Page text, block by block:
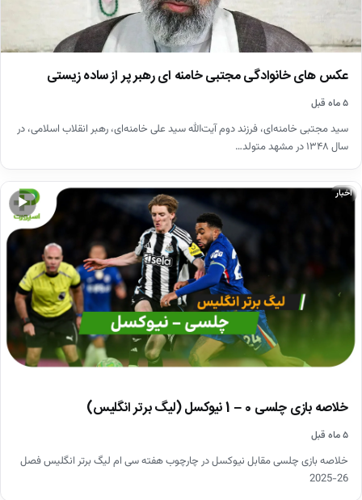
عکس های خانوادگی مجتبی خامنه ای رهبر پر از ساده زیستی
۵ ماه قبل
سید مجتبی خامنه‌ای، فرزند دوم آیت‌الله سید علی خامنه‌ای، رهبر انقلاب اسلامی، در
سال ۱۳۴۸ در مشهد متولد…
▶
اخبار
خلاصه بازی چلسی 0 – 1 نیوکسل (لیگ برتر انگلیس)
۵ ماه قبل
خلاصه بازی چلسی مقابل نیوکسل در چارچوب هفته سی ام لیگ برتر انگلیس فصل
26-2025